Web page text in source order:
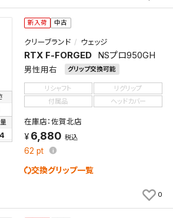
新入荷 中古
クリーブランド ウェッジ
RTX F-FORGED NSプロ950GH
男性用右 グリップ交換可能
リシャフト
リグリップ
付属品
ヘッドカバー
在庫店：佐賀北店
6,880 税込
62 pt
交換グリップ一覧
0